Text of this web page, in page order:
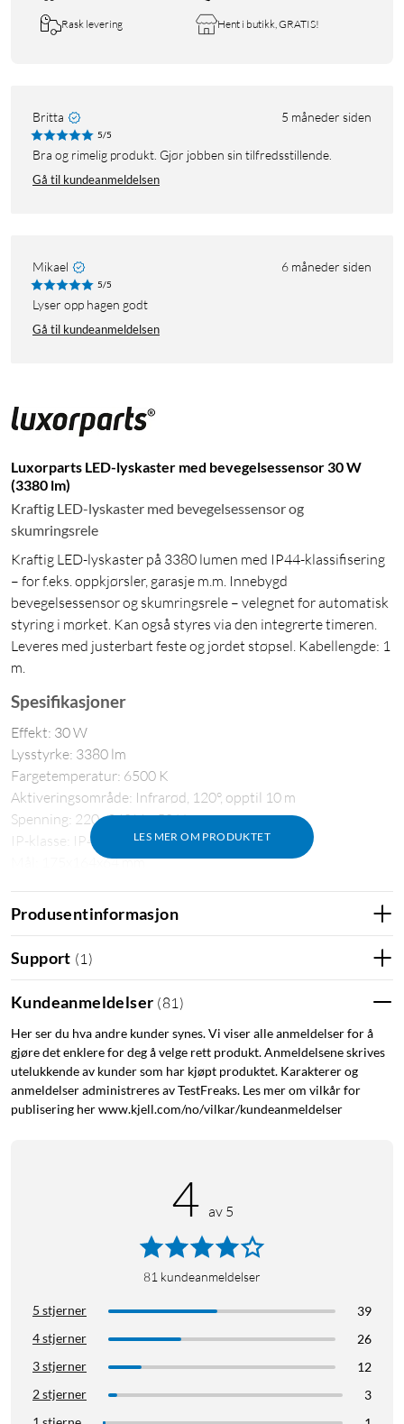
Rask levering Hent i butikk, GRATIS!
Britta 5 måneder siden
5/5
Bra og rimelig produkt. Gjør jobben sin tilfredsstillende.
Gå til kundeanmeldelsen
Mikael 6 måneder siden
5/5
Lyser opp hagen godt
Gå til kundeanmeldelsen
Luxorparts LED-lyskaster med bevegelsessensor 30 W
(3380 lm)
Kraftig LED-lyskaster med bevegelsessensor og
skumringsrele
Kraftig LED-lyskaster på 3380 lumen med IP44-klassifisering
– for f.eks. oppkjørsler, garasje m.m. Innebygd
bevegelsessensor og skumringsrele – velegnet for automatisk
styring i mørket. Kan også styres via den integrerte timeren.
Leveres med justerbart feste og jordet støpsel. Kabellengde: 1
m.
LES MER OM PRODUKTET
Spesifikasjoner
Effekt: 30 W
Lysstyrke: 3380 lm
Fargetemperatur: 6500 K
Aktiveringsområde: Infrarød, 120°, opptil 10 m
Spenning: 220–240 V ~ 50 Hz.
IP-klasse: IP44
Mål: 175x164x64 mm
Kabellengde: 1 m
Utendørsbelysning
Produsentinformasjon
Support (1 )
Kundeanmeldelser (81 )
Her ser du hva andre kunder synes. Vi viser alle anmeldelser for å
gjøre det enklere for deg å velge rett produkt. Anmeldelsene skrives
utelukkende av kunder som har kjøpt produktet. Karakterer og
anmeldelser administreres av TestFreaks. Les mer om vilkår for
publisering her www.kjell.com/no/vilkar/kundeanmeldelser
4 av 5
81 kundeanmeldelser
5 stjerner
39
4 stjerner
26
3 stjerner
12
2 stjerner
3